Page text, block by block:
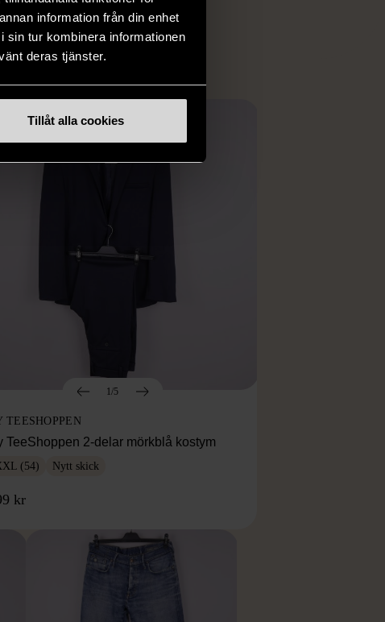
information från din enhet
sin tur kombinera informationen
deras tjänster.
Tillåt alla cookies
1/5
TEESHOPPEN
TeeShoppen 2-delar mörkblå kostym
(54) Nytt skick
kr